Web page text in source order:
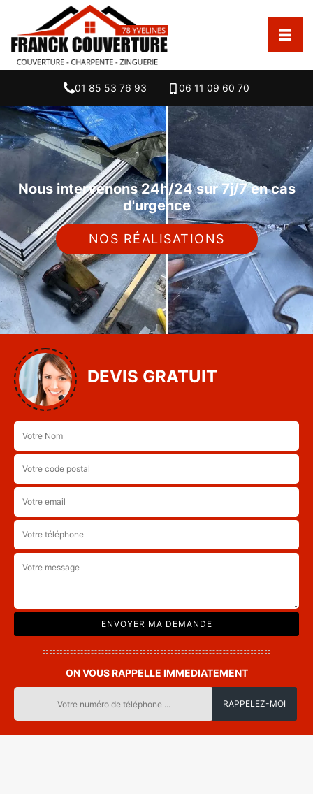
01 85 53 76 93 06 11 09 60 70
Nous intervenons 24h/24 sur 7j/7 en cas
d'urgence
NOS RÉALISATIONS
DEVIS GRATUIT
ON VOUS RAPPELLE IMMEDIATEMENT